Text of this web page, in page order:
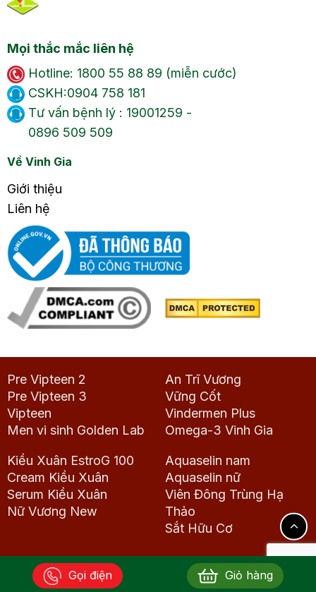
Mọi thắc mắc liên hệ
Hotline: 1800 55 88 89 (miễn cước)
CSKH:0904 758 181
Tư vấn bệnh lý : 19001259 -
0896 509 509
Về Vinh Gia
Giới thiệu
Liên hệ
Pre Vipteen 2
Pre Vipteen 3
Vipteen
Men vi sinh Golden Lab
An Trĩ Vương
Vững Cốt
Vindermen Plus
Omega-3 Vinh Gia
Kiều Xuân EstroG 100
Cream Kiều Xuân
Serum Kiều Xuân
Nữ Vương New
Aquaselin nam
Aquaselin nữ
Viên Đông Trùng Hạ
Thảo
Sắt Hữu Cơ
Copyright 2026 © Dược phẩm Vinh Gia. All rights reserved
Gọi điện Giỏ hàng